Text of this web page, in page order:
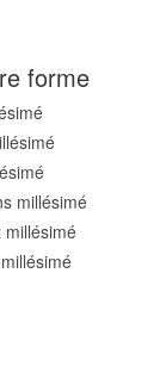
forme
é
é
é
millésimé
é
é